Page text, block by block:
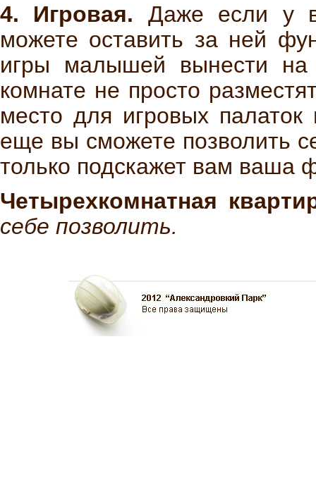
4. Игровая. Даже если у
можете оставить за ней
игры малышей вынести
комнате не просто
место для игровых
еще вы сможете позволить
только подскажет вам ваша
Четырехкомнатная
себе позволить.